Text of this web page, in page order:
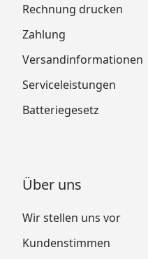
Rechnung drucken
Zahlung
Versandinformationen
Serviceleistungen
Batteriegesetz
Über uns
Wir stellen uns vor
Kundenstimmen